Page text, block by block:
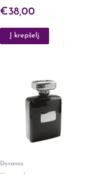
€38,00
Į krepšelį
Dovanos